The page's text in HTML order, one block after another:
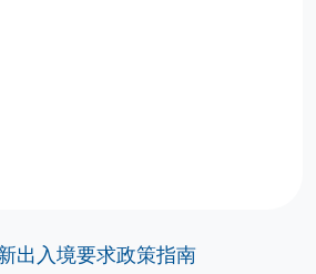
出入境要求政策指南